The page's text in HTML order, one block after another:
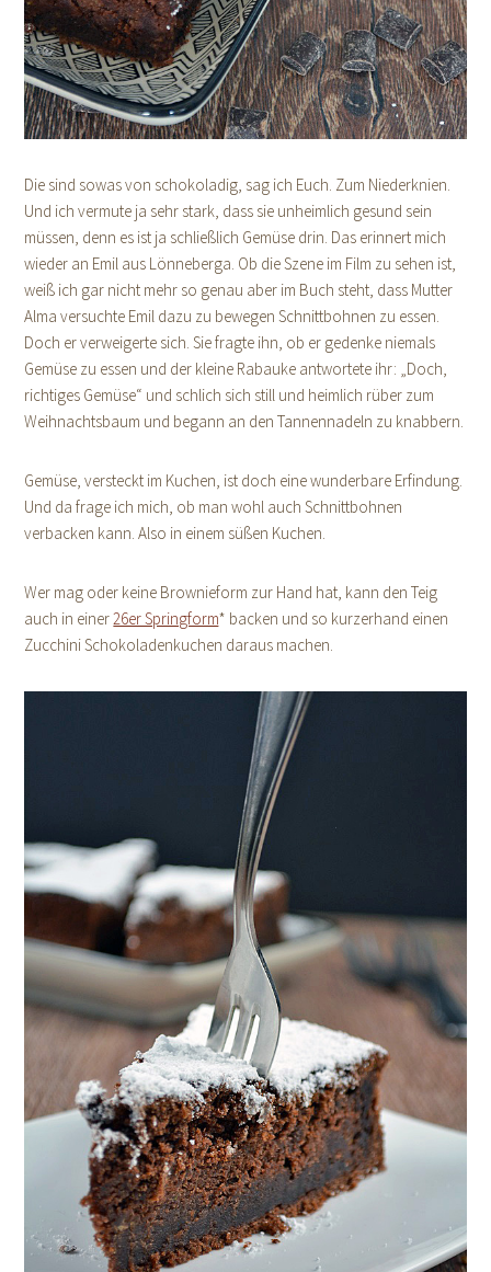
Die sind sowas von schokoladig, sag ich Euch. Zum Niederknien.
Und ich vermute ja sehr stark, dass sie unheimlich gesund sein
müssen, denn es ist ja schließlich Gemüse drin. Das erinnert mich
wieder an Emil aus Lönneberga. Ob die Szene im Film zu sehen ist,
weiß ich gar nicht mehr so genau aber im Buch steht, dass Mutter
Alma versuchte Emil dazu zu bewegen Schnittbohnen zu essen.
Doch er verweigerte sich. Sie fragte ihn, ob er gedenke niemals
Gemüse zu essen und der kleine Rabauke antwortete ihr: „Doch,
richtiges Gemüse“ und schlich sich still und heimlich rüber zum
Weihnachtsbaum und begann an den Tannennadeln zu knabbern.
Gemüse, versteckt im Kuchen, ist doch eine wunderbare Erfindung.
Und da frage ich mich, ob man wohl auch Schnittbohnen
verbacken kann. Also in einem süßen Kuchen.
Wer mag oder keine Brownieform zur Hand hat, kann den Teig
auch in einer26er Springform* backen und so kurzerhand einen
Zucchini Schokoladenkuchen daraus machen.